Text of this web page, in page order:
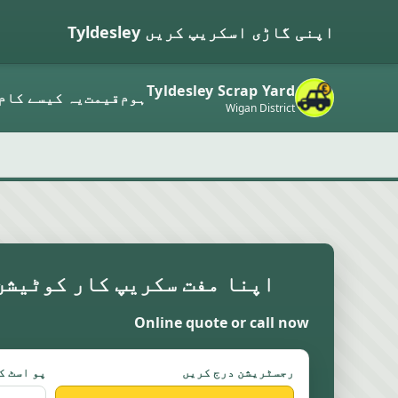
اپنی گاڑی اسکریپ کریں Tyldesley
Tyldesley Scrap Yard
Wigan District ہومقیمتیہ کیسے
اپنا مفت سکریپ کار
Online quote or call now
رجسٹریشن درج کریں پو اسٹ